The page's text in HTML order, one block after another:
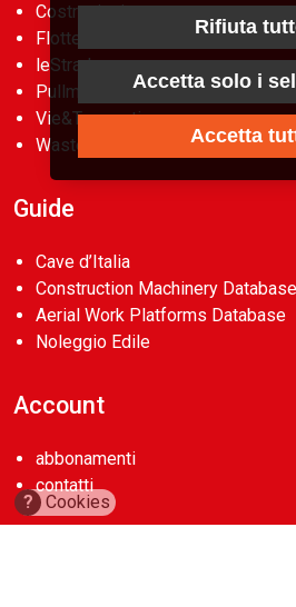
Costruzioni
Flotte&Finanza
leStrade
Pullman
Vie&Trasporti
Waste
Guide
Cave d’Italia
Construction Machinery Database
Aerial Work Platforms Database
Noleggio Edile
Account
abbonamenti
contatti
? Cookies
Rifiuta
Accetta solo i
Accetta